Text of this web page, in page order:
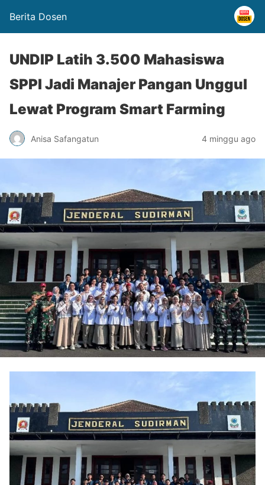
Berita Dosen
UNDIP Latih 3.500 Mahasiswa
SPPI Jadi Manajer Pangan Unggul
Lewat Program Smart Farming
Anisa Safangatun 4 minggu ago